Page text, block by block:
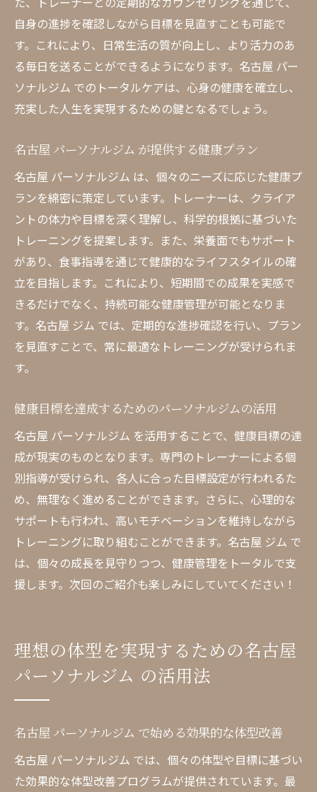
自身の進捗を確認しながら目標を見直すことも可能で
す。これにより、日常生活の質が向上し、より活力のあ
る毎日を送ることができるようになります。名古屋 パー
ソナルジム でのトータルケアは、心身の健康を確立し、
充実した人生を実現するための鍵となるでしょう。
名古屋 パーソナルジム が提供する健康プラン
名古屋 パーソナルジム は、個々のニーズに応じた健康プ
ランを綿密に策定しています。トレーナーは、クライア
ントの体力や目標を深く理解し、科学的根拠に基づいた
トレーニングを提案します。また、栄養面でもサポート
があり、食事指導を通じて健康的なライフスタイルの確
立を目指します。これにより、短期間での成果を実感で
きるだけでなく、持続可能な健康管理が可能となりま
す。名古屋 ジム では、定期的な進捗確認を行い、プラン
を見直すことで、常に最適なトレーニングが受けられま
す。
健康目標を達成するためのパーソナルジムの活用
名古屋 パーソナルジム を活用することで、健康目標の達
成が現実のものとなります。専門のトレーナーによる個
別指導が受けられ、各人に合った目標設定が行われるた
め、無理なく進めることができます。さらに、心理的な
サポートも行われ、高いモチベーションを維持しながら
トレーニングに取り組むことができます。名古屋 ジム で
は、個々の成長を見守りつつ、健康管理をトータルで支
援します。次回のご紹介も楽しみにしていてください！
理想の体型を実現するための名古屋
パーソナルジム の活用法
名古屋 パーソナルジム で始める効果的な体型改善
名古屋 パーソナルジム では、個々の体型や目標に基づい
た効果的な体型改善プログラムが提供されています。最